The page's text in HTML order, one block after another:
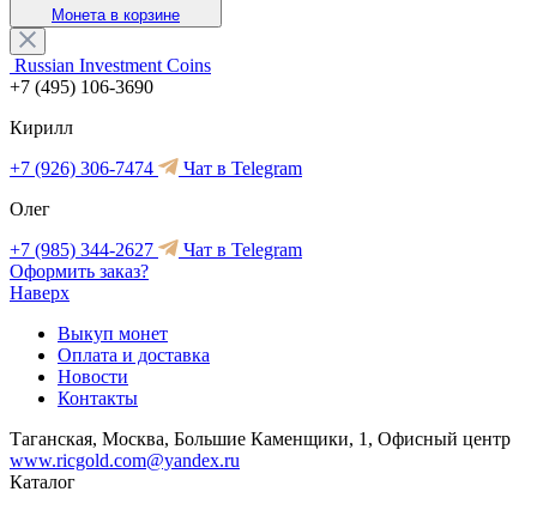
Монета в корзине
Russian Investment Coins
+7 (495) 106-3690
Кирилл
+7 (926) 306-7474
Чат в Telegram
Олег
+7 (985) 344-2627
Чат в Telegram
Оформить заказ?
Наверх
Выкуп монет
Оплата и доставка
Новости
Контакты
Таганская, Москва, Большие Каменщики, 1, Офисный центр
www.ricgold.com@yandex.ru
Каталог